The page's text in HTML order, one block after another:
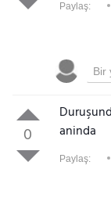
Paylaş:
0
aninda
Paylaş: